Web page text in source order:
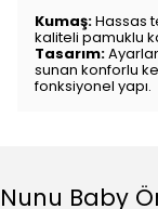
Kumaş:Hassas
kaliteli pamuklu
Tasarım:
sunan konforlu
fonksiyonel yapı.
Nunu Baby